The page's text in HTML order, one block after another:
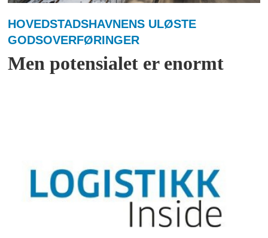
HOVEDSTADSHAVNENS ULØSTE
GODSOVERFØRINGER
Men potensialet er enormt